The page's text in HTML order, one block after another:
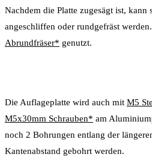
Nachdem die Platte zugesägt ist, kann
angeschliffen oder rundgefräst
Abrundfräser* genutzt.
Die Auflageplatte wird auch mit M5
M5x30mm Schrauben* am
noch 2 Bohrungen entlang der
Kantenabstand gebohrt werden.